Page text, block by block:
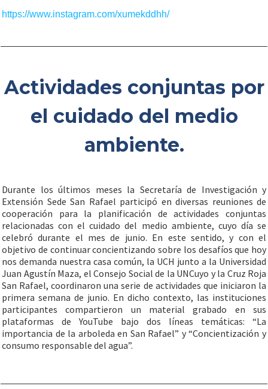
https://www.instagram.com/xumekddhh/
Actividades conjuntas por
el cuidado del medio
ambiente.
Durante los últimos meses la Secretaría de Investigación y
Extensión Sede San Rafael participó en diversas reuniones de
cooperación para la planificación de actividades conjuntas
relacionadas con el cuidado del medio ambiente, cuyo día se
celebró durante el mes de junio. En este sentido, y con el
objetivo de continuar concientizando sobre los desafíos que hoy
nos demanda nuestra casa común, la UCH junto a la Universidad
Juan Agustín Maza, el Consejo Social de la UNCuyo y la Cruz Roja
San Rafael, coordinaron una serie de actividades que iniciaron la
primera semana de junio. En dicho contexto, las instituciones
participantes compartieron un material grabado en sus
plataformas de YouTube bajo dos líneas temáticas: “La
importancia de la arboleda en San Rafael” y “Concientización y
consumo responsable del agua”.